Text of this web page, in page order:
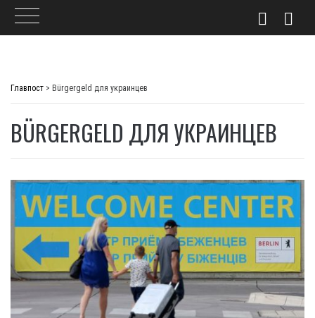
Главпост > Bürgergeld для украинцев
BÜRGERGELD ДЛЯ УКРАИНЦЕВ